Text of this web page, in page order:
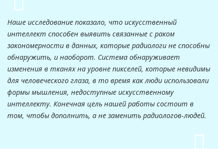
Наше исследование показало, что искусственный
интеллект способен выявить связанные с раком
закономерности в данных, которые радиологи не способны
обнаружить, и наоборот. Система обнаруживает
изменения в тканях на уровне пикселей, которые невидимы
для человеческого глаза, в то время как люди использовали
формы мышления, недоступные искусственному
интеллекту. Конечная цель нашей работы состоит в
том, чтобы дополнить, а не заменить радиологов-людей.